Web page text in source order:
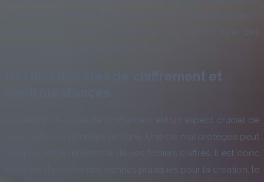
stockage et de partage. Combinée à l’authentification
multifactorielle, cette approche fait de Tresorit l’une des
Gestion des clés de chiffrement et
La gestion des clés de chiffrement est un aspect crucial de
la sécurité des données en ligne. Une clé mal protégée peut
compromettre l’ensemble de vos fichiers chiffrés. Il est donc
essentiel d’adopter des bonnes pratiques pour la création, le